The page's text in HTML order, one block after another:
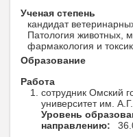
Ученая степень
кандидат
Патология животных,
фармакология и
Образование
Работа
сотрудник Омский
университет им.
Уровень
направлению: